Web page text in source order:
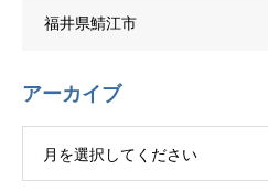
福井県鯖江市
アーカイブ
月を選択してください